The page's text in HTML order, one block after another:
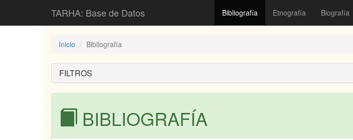
TARHA: Base de Datos Bibliografía Etnografía Biografía
Inicio Bibliografía
FILTROS
BIBLIOGRAFÍA